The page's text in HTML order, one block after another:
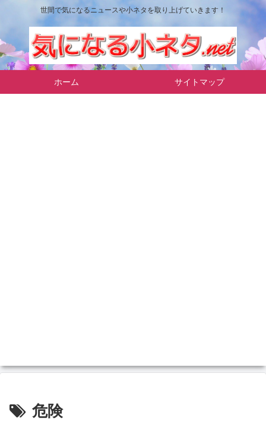
世間で気になるニュースや小ネタを取り上げていきます！
ホーム サイトマップ
危険